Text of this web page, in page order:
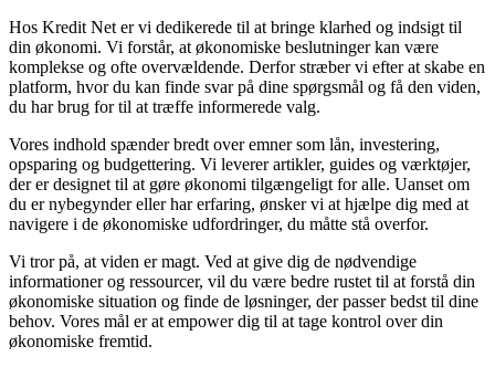
Hos Kredit Net er vi dedikerede til at bringe klarhed og indsigt til
din økonomi. Vi forstår, at økonomiske beslutninger kan være
komplekse og ofte overvældende. Derfor stræber vi efter at skabe en
platform, hvor du kan finde svar på dine spørgsmål og få den viden,
du har brug for til at træffe informerede valg.
Vores indhold spænder bredt over emner som lån, investering,
opsparing og budgettering. Vi leverer artikler, guides og værktøjer,
der er designet til at gøre økonomi tilgængeligt for alle. Uanset om
du er nybegynder eller har erfaring, ønsker vi at hjælpe dig med at
navigere i de økonomiske udfordringer, du måtte stå overfor.
Vi tror på, at viden er magt. Ved at give dig de nødvendige
informationer og ressourcer, vil du være bedre rustet til at forstå din
økonomiske situation og finde de løsninger, der passer bedst til dine
behov. Vores mål er at empower dig til at tage kontrol over din
økonomiske fremtid.